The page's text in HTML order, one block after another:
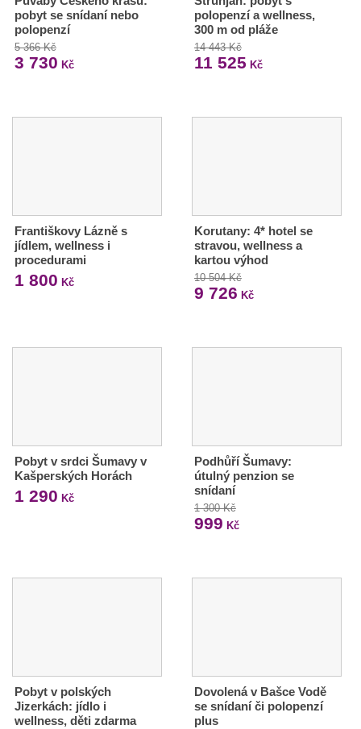
pobyt se snídaní nebo
polopenzí
5 366 Kč
3 730 Kč
polopenzí a wellness,
300 m od pláže
14 443 Kč
11 525 Kč
Františkovy Lázně s
jídlem, wellness i
procedurami
1 800 Kč
Korutany: 4* hotel se
stravou, wellness a
kartou výhod
10 504 Kč
9 726 Kč
Pobyt v srdci Šumavy v
Kašperských Horách
1 290 Kč
Podhůří Šumavy:
útulný penzion se
snídaní
1 300 Kč
999 Kč
Pobyt v polských
Jizerkách: jídlo i
wellness, děti zdarma
Dovolená v Bašce Vodě
se snídaní či polopenzí
plus